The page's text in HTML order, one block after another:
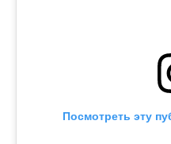
Посмотреть эту